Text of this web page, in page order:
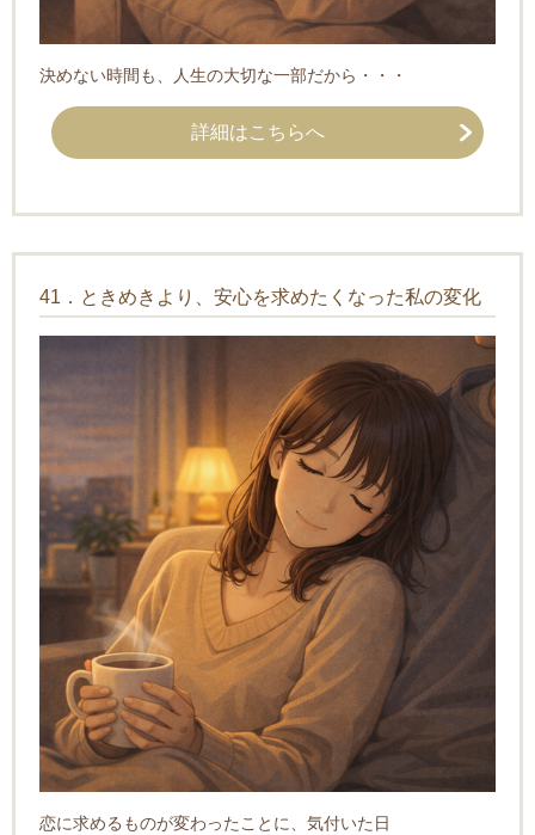
決めない時間も、人生の大切な一部だから・・・
詳細はこちらへ
41．ときめきより、安心を求めたくなった私の変化
恋に求めるものが変わったことに、気付いた日